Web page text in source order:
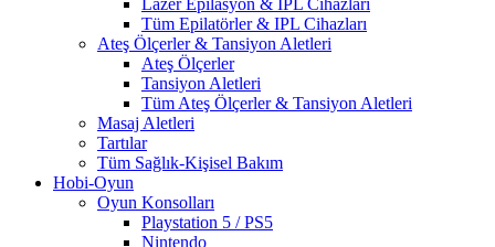
Lazer Epilasyon & IPL Cihazları
Tüm Epilatörler & IPL Cihazları
Ateş Ölçerler & Tansiyon Aletleri
Ateş Ölçerler
Tansiyon Aletleri
Tüm Ateş Ölçerler & Tansiyon Aletleri
Masaj Aletleri
Tartılar
Tüm Sağlık-Kişisel Bakım
Hobi-Oyun
Oyun Konsolları
Playstation 5 / PS5
Nintendo